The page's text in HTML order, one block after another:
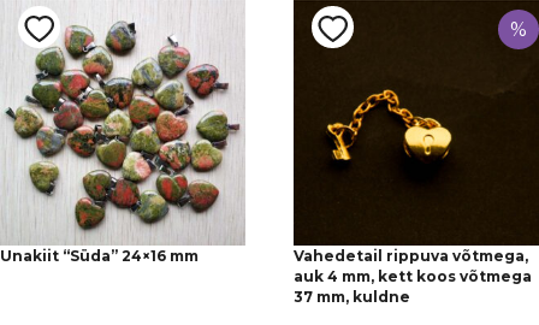
Unakiit “Süda” 24×16 mm
%
Vahedetail rippuva võtmega,
auk 4 mm, kett koos võtmega
37 mm, kuldne